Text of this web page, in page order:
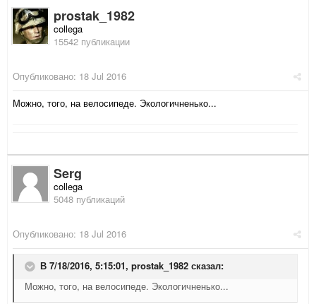
prostak_1982
collega
15542 публикации
Опубликовано: 18 Jul 2016
Можно, того, на велосипеде. Экологичненько...
Serg
collega
5048 публикаций
Опубликовано: 18 Jul 2016
В 7/18/2016, 5:15:01, prostak_1982 сказал:
Можно, того, на велосипеде. Экологичненько...